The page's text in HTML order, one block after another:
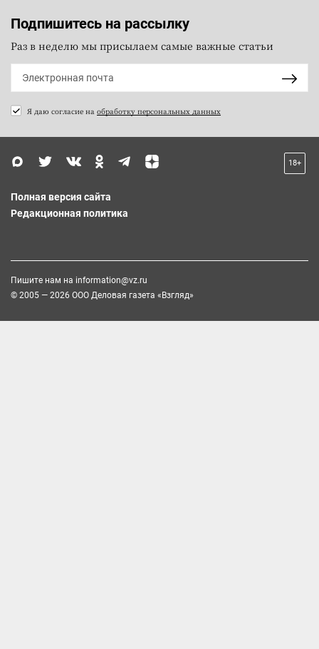
Подпишитесь на рассылку
Раз в неделю мы присылаем самые важные статьи
Я даю согласие на обработку персональных данных
18+
Полная версия сайта
Редакционная политика
Пишите нам на information@vz.ru
© 2005 — 2026 ООО Деловая газета «Взгляд»